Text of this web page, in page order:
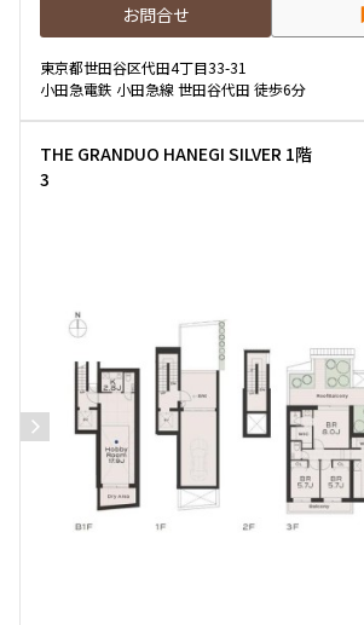
お問合せ
東京都世田谷区代田4丁目33-31
小田急電鉄 小田急線 世田谷代田 徒歩6分
THE GRANDUO HANEGI SILVER 1階
3